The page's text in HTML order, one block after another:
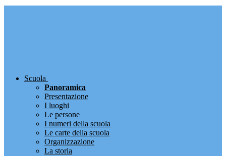
Scuola
Panoramica
Presentazione
I luoghi
Le persone
I numeri della scuola
Le carte della scuola
Organizzazione
La storia